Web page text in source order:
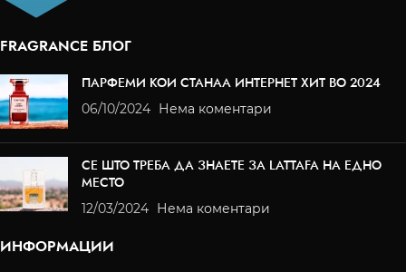
FRAGRANCE БЛОГ
ПАРФЕМИ КОИ СТАНАА ИНТЕРНЕТ ХИТ ВО 2024
06/10/2024 Нема коментари
СЕ ШТО ТРЕБА ДА ЗНАЕТЕ ЗА LATTAFA НА ЕДНО
МЕСТО
12/03/2024 Нема коментари
ИНФОРМАЦИИ